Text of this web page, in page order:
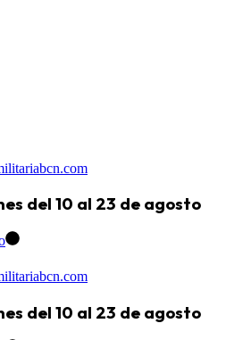
del 10 al 23 de agosto
del 10 al 23 de agosto